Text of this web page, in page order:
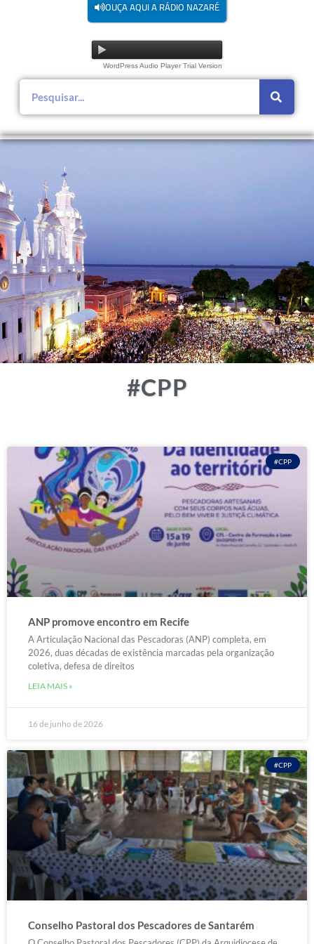
OUÇA AQUI A RÁDIO NAZARÉ
WordPress Audio Player Trial Version
#CPP
#CPP
ANP promove encontro em Recife
A Articulação Nacional das Pescadoras (ANP) completa, em
2026, duas décadas de existência marcadas pela organização
coletiva, defesa de direitos
LEIA MAIS »
16 de junho de 2026
#CPP
Conselho Pastoral dos Pescadores de Santarém